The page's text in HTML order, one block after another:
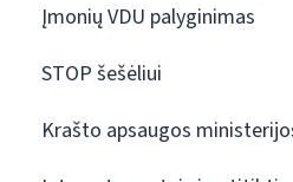
Įmonių VDU palyginimas
STOP šešėliui
Krašto apsaugos